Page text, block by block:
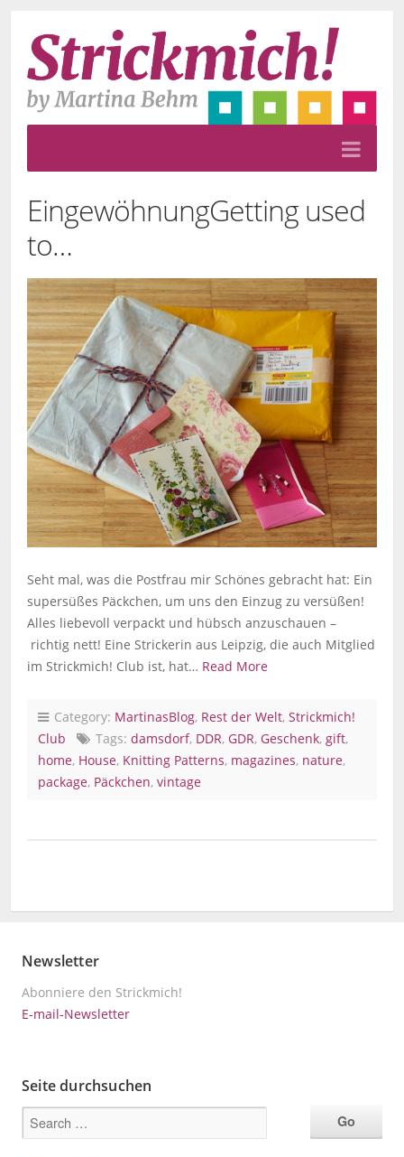
EingewöhnungGetting used
to…
Seht mal, was die Postfrau mir Schönes gebracht hat: Ein
supersüßes Päckchen, um uns den Einzug zu versüßen!
Alles liebevoll verpackt und hübsch anzuschauen –
richtig nett! Eine Strickerin aus Leipzig, die auch Mitglied
im Strickmich! Club ist, hat… Read More
Category: MartinasBlog, Rest der Welt, Strickmich!
Club
Tags: damsdorf, DDR, GDR, Geschenk, gift,
home, House, Knitting Patterns, magazines, nature,
package, Päckchen, vintage
Newsletter
Abonniere den Strickmich!
E-mail-Newsletter
Seite durchsuchen